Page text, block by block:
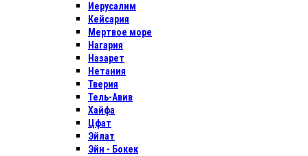
Иерусалим
Кейсария
Мертвое море
Нагария
Назарет
Нетания
Тверия
Тель-Авив
Хайфа
Цфат
Эйлат
Эйн - Бокек